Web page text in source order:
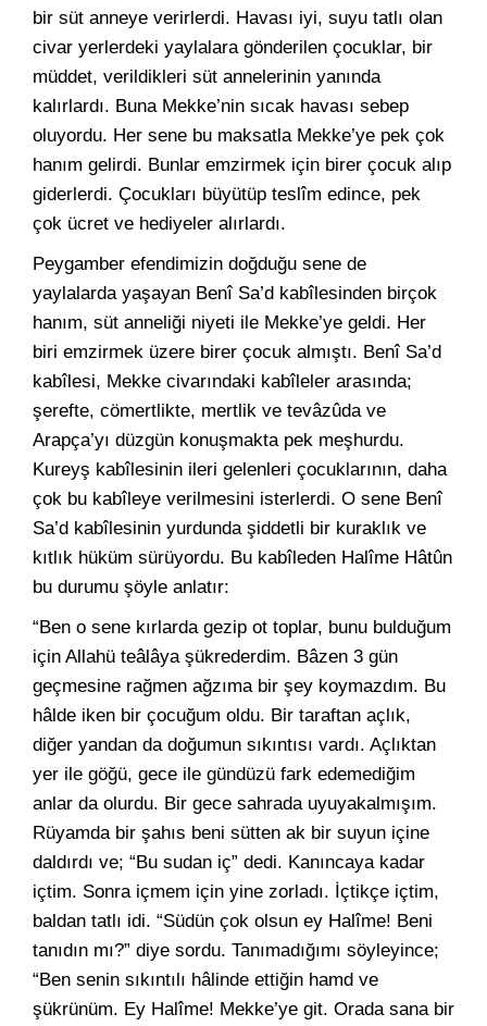
bir süt anneye verirlerdi. Havası iyi, suyu tatlı olan
civar yerlerdeki yaylalara gönderilen çocuklar, bir
müddet, verildikleri süt annelerinin yanında
kalırlardı. Buna Mekke’nin sıcak havası sebep
oluyordu. Her sene bu maksatla Mekke’ye pek çok
hanım gelirdi. Bunlar emzirmek için birer çocuk alıp
giderlerdi. Çocukları büyütüp teslîm edince, pek
çok ücret ve hediyeler alırlardı.
Peygamber efendimizin doğduğu sene de
yaylalarda yaşayan Benî Sa’d kabîlesinden birçok
hanım, süt anneliği niyeti ile Mekke’ye geldi. Her
biri emzirmek üzere birer çocuk almıştı. Benî Sa’d
kabîlesi, Mekke civarındaki kabîleler arasında;
şerefte, cömertlikte, mertlik ve tevâzûda ve
Arapça’yı düzgün konuşmakta pek meşhurdu.
Kureyş kabîlesinin ileri gelenleri çocuklarının, daha
çok bu kabîleye verilmesini isterlerdi. O sene Benî
Sa’d kabîlesinin yurdunda şiddetli bir kuraklık ve
kıtlık hüküm sürüyordu. Bu kabîleden Halîme Hâtûn
bu durumu şöyle anlatır:
“Ben o sene kırlarda gezip ot toplar, bunu bulduğum
için Allahü teâlâya şükrederdim. Bâzen 3 gün
geçmesine rağmen ağzıma bir şey koymazdım. Bu
hâlde iken bir çocuğum oldu. Bir taraftan açlık,
diğer yandan da doğumun sıkıntısı vardı. Açlıktan
yer ile göğü, gece ile gündüzü fark edemediğim
anlar da olurdu. Bir gece sahrada uyuyakalmışım.
Rüyamda bir şahıs beni sütten ak bir suyun içine
daldırdı ve; “Bu sudan iç” dedi. Kanıncaya kadar
içtim. Sonra içmem için yine zorladı. İçtikçe içtim,
baldan tatlı idi. “Südün çok olsun ey Halîme! Beni
tanıdın mı?” diye sordu. Tanımadığımı söyleyince;
“Ben senin sıkıntılı hâlinde ettiğin hamd ve
şükrünüm. Ey Halîme! Mekke’ye git. Orada sana bir